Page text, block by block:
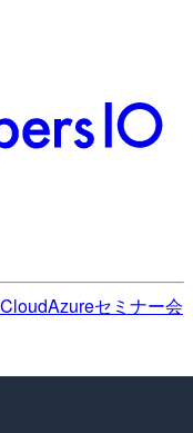
Azureセミナー会